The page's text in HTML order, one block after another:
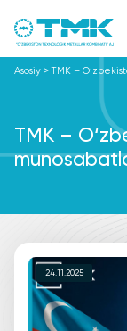
Asosiy >TMK –
TMK –
24.11.2025